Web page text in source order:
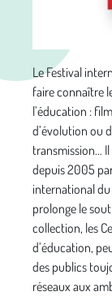
Le Festival
faire connaître
l’éducation :
d’évolution ou
transmission…
depuis 2005
international
prolonge le
collection, les
d’éducation,
des publics
réseaux aux